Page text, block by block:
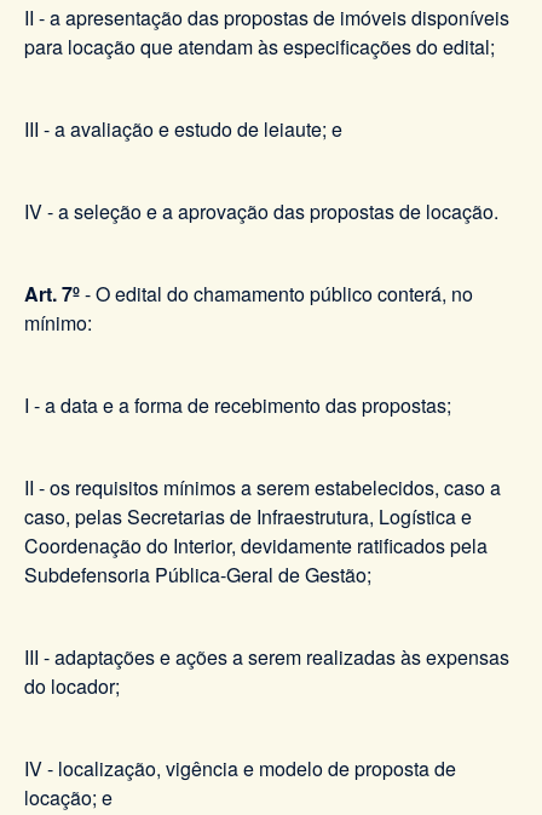
II - a apresentação das propostas de imóveis disponíveis
para locação que atendam às especificações do edital;
III - a avaliação e estudo de leiaute; e
IV - a seleção e a aprovação das propostas de locação.
Art. 7º- O edital do chamamento público conterá, no
mínimo:
I - a data e a forma de recebimento das propostas;
II - os requisitos mínimos a serem estabelecidos, caso a
caso, pelas Secretarias de Infraestrutura, Logística e
Coordenação do Interior, devidamente ratificados pela
Subdefensoria Pública-Geral de Gestão;
III - adaptações e ações a serem realizadas às expensas
do locador;
IV - localização, vigência e modelo de proposta de
locação; e